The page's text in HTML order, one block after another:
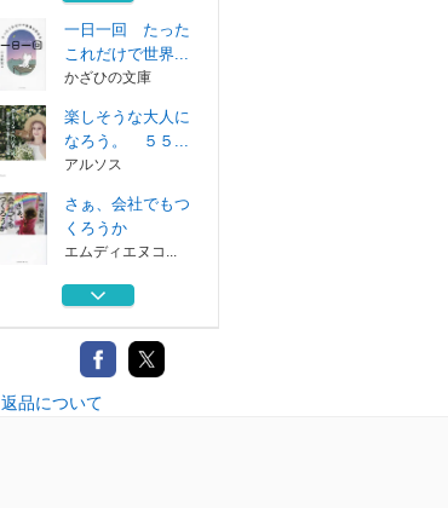
一日一回 たった
これだけで世界...
かざひの文庫
楽しそうな大人に
なろう。 ５５...
アルソス
さぁ、会社でもつ
くろうか
エムディエヌコ...
うまくいかなくて
あさ出版
言い換えで、人生
が変わる。
返品について